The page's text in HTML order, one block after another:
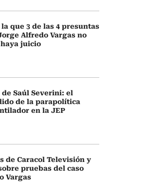
que 3 de las 4 presuntas
Alfredo Vargas no
juicio
Saúl Severini: el
de la parapolítica
en la JEP
de Caracol Televisión y
pruebas del caso
Vargas